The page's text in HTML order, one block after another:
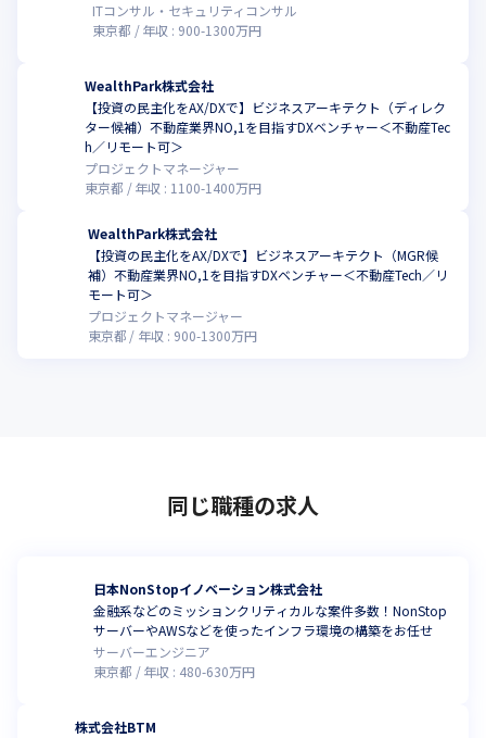
ITコンサル・セキュリティコンサル
東京都
年収 : 900-1300万円
WealthPark株式会社
【投資の民主化をAX/DXで】ビジネスアーキテクト（ディレク
ター候補）不動産業界NO,1を目指すDXベンチャー＜不動産Tec
h／リモート可＞
プロジェクトマネージャー
東京都
年収 : 1100-1400万円
WealthPark株式会社
【投資の民主化をAX/DXで】ビジネスアーキテクト（MGR候
補）不動産業界NO,1を目指すDXベンチャー＜不動産Tech／リ
モート可＞
プロジェクトマネージャー
東京都
年収 : 900-1300万円
同じ職種の求人
日本NonStopイノベーション株式会社
金融系などのミッションクリティカルな案件多数！NonStop
サーバーやAWSなどを使ったインフラ環境の構築をお任せ
サーバーエンジニア
東京都
年収 : 480-630万円
株式会社BTM